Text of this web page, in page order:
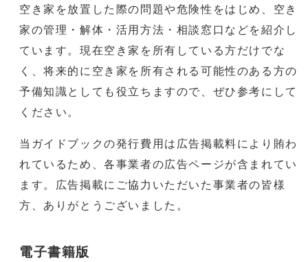
空き家を放置した際の問題や危険性をはじめ、空き
家の管理・解体・活用方法・相談窓口などを紹介し
ています。現在空き家を所有している方だけでな
く、将来的に空き家を所有される可能性のある方の
予備知識としても役立ちますので、ぜひ参考にして
ください。
当ガイドブックの発行費用は広告掲載料により賄わ
れているため、各事業者の広告ページが含まれてい
ます。広告掲載にご協力いただいた事業者の皆様
方、ありがとうございました。
電子書籍版